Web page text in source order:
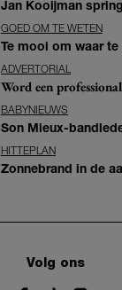
Jan Kooijman
GOED OM TE WETEN
Te mooi om waar
ADVERTORIAL
Word een
BABYNIEUWS
Son Mieux-
HITTEPLAN
Zonnebrand in de
Volg ons